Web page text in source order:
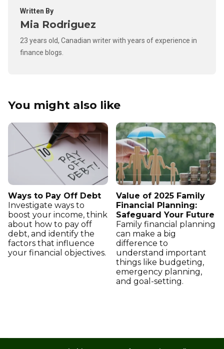
Written By
Mia Rodriguez
23 years old, Canadian writer with years of experience in
finance blogs.
You might also like
Ways to Pay Off Debt
Investigate ways to
boost your income, think
about how to pay off
debt, and identify the
factors that influence
your financial objectives.
Value of 2025 Family
Financial Planning:
Safeguard Your Future
Family financial planning
can make a big
difference to
understand important
things like budgeting,
emergency planning,
and goal-setting.